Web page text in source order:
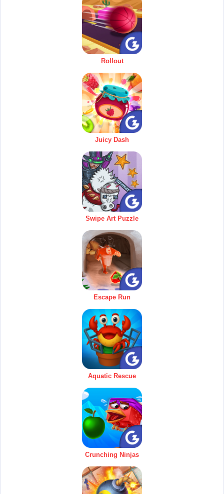
Rollout
Juicy Dash
Swipe Art Puzzle
Escape Run
Aquatic Rescue
Crunching Ninjas